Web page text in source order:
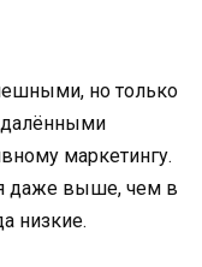
но только
маркетингу.
даже выше, чем в
низкие.